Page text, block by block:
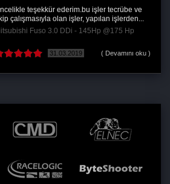
teşekkür ederim.bu işler tecrübe ve
çalışmasıyla olan işler, yapılan işlerden...
Fuso 3.0 DDi - 145Hp @175 Hp
31.03.2019 ( Devamını oku )